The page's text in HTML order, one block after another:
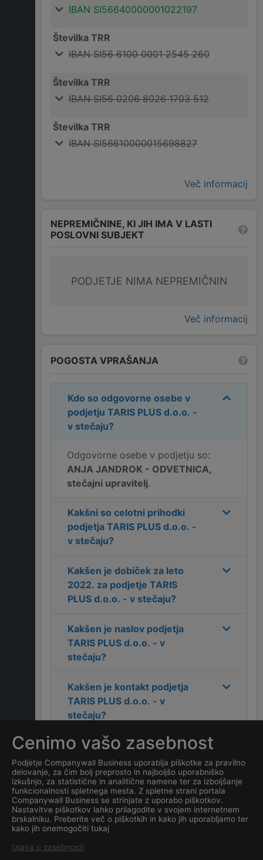
IBAN SI56640000001022197
Številka TRR
IBAN SI56 6100 0001 2545 260
Številka TRR
IBAN SI56 0206 8026 1703 512
Številka TRR
IBAN SI56610000015698827
Več informacij
NEPREMIČNINE, KI JIH IMA V LASTI
POSLOVNI SUBJEKT
PODJETJE NIMA NEPREMIČNIN
Več informacij
POGOSTA VPRAŠANJA
Kdo so odgovorne osebe v
podjetju TARIS PLUS d.o.o. -
v stečaju?
Odgovorne osebe v podjetju so:
ANJA JANDROK - ODVETNICA,
stečajni upravitelj.
Kakšni so celotni prihodki
podjetja TARIS PLUS d.o.o. -
v stečaju?
Kakšen je dobiček za leto
2022. za podjetje TARIS
PLUS d.o.o. - v stečaju?
Kakšen je naslov podjetja
TARIS PLUS d.o.o. - v
stečaju?
Kakšen je kontakt podjetja
TARIS PLUS d.o.o. - v
stečaju?
Koliko zaposlenih ima
podjetjeTARIS PLUS d.o.o. -
v stečaju?
Kateri je datum ustanovitve
podjetja TARIS PLUS d.o.o. -
v stečaju
Cenimo vašo zasebnost
Podjetje Companywall Business uporablja piškotke za pravilno
delovanje, za čim bolj preprosto in najboljšo uporabniško
izkušnjo, za statistične in analitične namene ter za izboljšanje
funkcionalnosti spletnega mesta. Z spletne strani portala
Companywall Business se strinjate z uporabo piškotkov.
Nastavitve piškotkov lahko prilagodite v svojem internetnem
brskalniku. Preberite več o piškotkih in kako jih uporabljamo ter
kako jih onemogočiti tukaj
Izjava o zasebnosti